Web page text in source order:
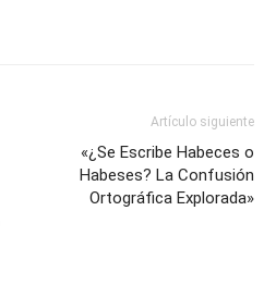
Artículo siguiente
«¿Se Escribe Habeces o
Habeses? La Confusión
Ortográfica Explorada»